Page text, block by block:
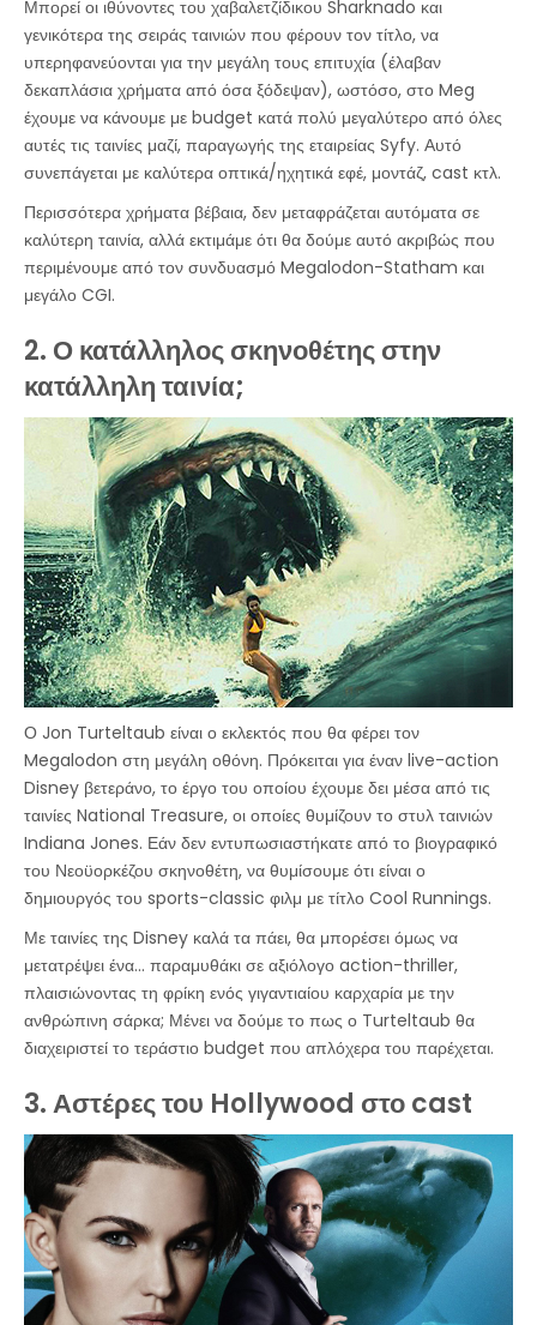
Μπορεί οι ιθύνοντες του χαβαλετζίδικου Sharknado και
γενικότερα της σειράς ταινιών που φέρουν τον τίτλο, να
υπερηφανεύονται για την μεγάλη τους επιτυχία (έλαβαν
δεκαπλάσια χρήματα από όσα ξόδεψαν), ωστόσο, στο Meg
έχουμε να κάνουμε με budget κατά πολύ μεγαλύτερο από όλες
αυτές τις ταινίες μαζί, παραγωγής της εταιρείας Syfy. Αυτό
συνεπάγεται με καλύτερα οπτικά/ηχητικά εφέ, μοντάζ, cast κτλ.
Περισσότερα χρήματα βέβαια, δεν μεταφράζεται αυτόματα σε
καλύτερη ταινία, αλλά εκτιμάμε ότι θα δούμε αυτό ακριβώς που
περιμένουμε από τον συνδυασμό Megalodon-Statham και
μεγάλο CGI.
2. Ο κατάλληλος σκηνοθέτης στην
κατάλληλη ταινία;
Ο Jon Turteltaub είναι ο εκλεκτός που θα φέρει τον
Megalodon στη μεγάλη οθόνη. Πρόκειται για έναν live-action
Disney βετεράνο, το έργο του οποίου έχουμε δει μέσα από τις
ταινίες National Treasure, οι οποίες θυμίζουν το στυλ ταινιών
Indiana Jones. Εάν δεν εντυπωσιαστήκατε από το βιογραφικό
του Νεοϋορκέζου σκηνοθέτη, να θυμίσουμε ότι είναι ο
δημιουργός του sports-classic φιλμ με τίτλο Cool Runnings.
Με ταινίες της Disney καλά τα πάει, θα μπορέσει όμως να
μετατρέψει ένα... παραμυθάκι σε αξιόλογο action-thriller,
πλαισιώνοντας τη φρίκη ενός γιγαντιαίου καρχαρία με την
ανθρώπινη σάρκα; Μένει να δούμε το πως ο Turteltaub θα
διαχειριστεί το τεράστιο budget που απλόχερα του παρέχεται.
3. Αστέρες του Hollywood στο cast